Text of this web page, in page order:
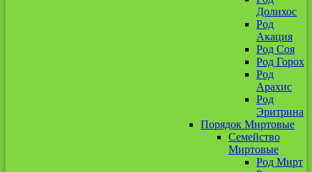
Долихос
Род
Акация
Род Соя
Род Горох
Род
Арахис
Род
Эритрина
Порядок Миртовые
Семейство
Миртовые
Род Мирт